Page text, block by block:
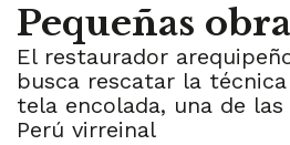
Pequeñas
El restaurador
busca rescatar la
tela encolada, una de
Perú virreinal